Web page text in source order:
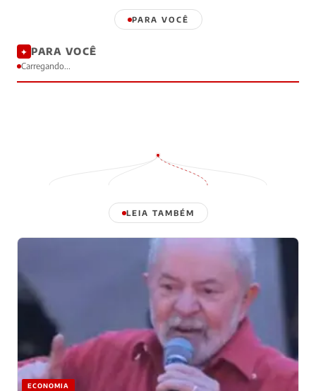
PARA VOCÊ
✦ PARA VOCÊ
Carregando...
LEIA TAMBÉM
ECONOMIA